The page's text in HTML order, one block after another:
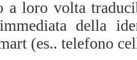
a loro volta
della
(es.. telefono